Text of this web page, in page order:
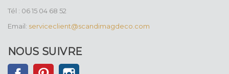
Tél : 06 15 04 68 52
Email: serviceclient@scandimagdeco.com
NOUS SUIVRE
FacebookPinterest